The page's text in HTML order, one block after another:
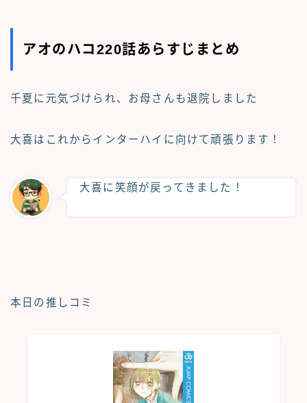
アオのハコ220話あらすじまとめ
千夏に元気づけられ、お母さんも退院しました
大喜はこれからインターハイに向けて頑張ります！
大喜に笑顔が戻ってきました！
本日の推しコミ